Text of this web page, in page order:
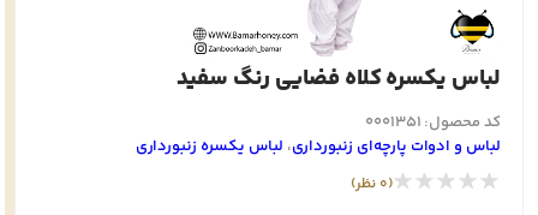
لباس یکسره کلاه فضایی رنگ سفید
کد محصول: 0001351
لباس و ادوات پارچه‌ای زنبورداری، لباس یکسره زنبورداری
★★★★★(0 نظر)